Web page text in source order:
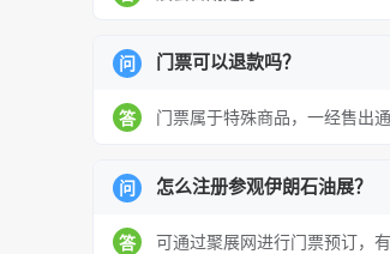
问 门票可以退款吗？
答 门票属于特殊商品，一经售出
问 怎么注册参观伊朗石油展？
答 可通过聚展网进行门票预订，